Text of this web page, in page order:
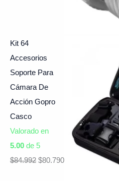
Kit 64
Accesorios
Soporte Para
Cámara De
Acción Gopro
Casco
Valorado en
5.00 de 5
$84.992 $80.790